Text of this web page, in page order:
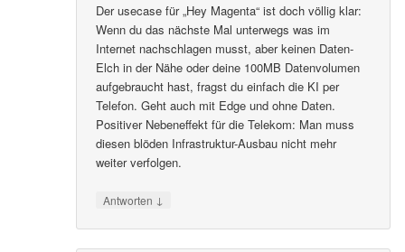
Der usecase für „Hey Magenta“ ist doch völlig klar:
Wenn du das nächste Mal unterwegs was im
Internet nachschlagen musst, aber keinen Daten-
Elch in der Nähe oder deine 100MB Datenvolumen
aufgebraucht hast, fragst du einfach die KI per
Telefon. Geht auch mit Edge und ohne Daten.
Positiver Nebeneffekt für die Telekom: Man muss
diesen blöden Infrastruktur-Ausbau nicht mehr
weiter verfolgen.
Antworten ↓